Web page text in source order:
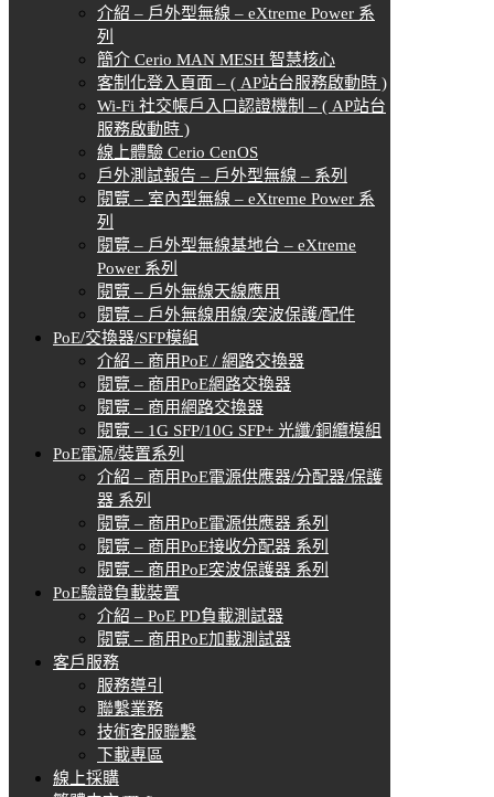
介紹 – 戶外型無線 – eXtreme Power 系
列
簡介 Cerio MAN MESH 智慧核心
客制化登入頁面 – ( AP站台服務啟動時 )
Wi-Fi 社交帳戶入口認證機制 – ( AP站台
服務啟動時 )
線上體驗 Cerio CenOS
戶外測試報告 – 戶外型無線 – 系列
閱覽 – 室內型無線 – eXtreme Power 系
列
閱覽 – 戶外型無線基地台 – eXtreme
Power 系列
閱覽 – 戶外無線天線應用
閱覽 – 戶外無線用線/突波保護/配件
PoE/交換器/SFP模組
介紹 – 商用PoE / 網路交換器
閱覽 – 商用PoE網路交換器
閱覽 – 商用網路交換器
閱覽 – 1G SFP/10G SFP+ 光纖/銅纜模組
PoE電源/裝置系列
介紹 – 商用PoE電源供應器/分配器/保護
器 系列
閱覽 – 商用PoE電源供應器 系列
閱覽 – 商用PoE接收分配器 系列
閱覽 – 商用PoE突波保護器 系列
PoE驗證負載裝置
介紹 – PoE PD負載測試器
閱覽 – 商用PoE加載測試器
客戶服務
服務導引
聯繫業務
技術客服聯繫
下載專區
線上採購